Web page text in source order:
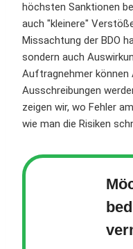
höchsten Sanktionen
auch "kleinere"
Missachtung der BDO
sondern auch
Auftragnehmer
Ausschreibungen
zeigen wir, wo Fehler
wie man die Risiken